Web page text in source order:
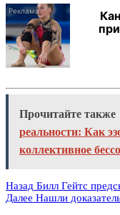
Прочитайте также
реальности: Как
коллективное
Назад Билл Гейтс
Далее Нашли